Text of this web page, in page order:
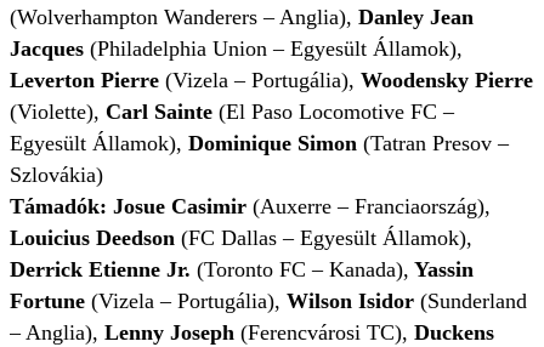
(Wolverhampton Wanderers – Anglia), Danley Jean
Jacques (Philadelphia Union – Egyesült Államok),
Leverton Pierre (Vizela – Portugália), Woodensky Pierre
(Violette), Carl Sainte (El Paso Locomotive FC –
Egyesült Államok), Dominique Simon (Tatran Presov –
Szlovákia)
Támadók: Josue Casimir (Auxerre – Franciaország),
Louicius Deedson (FC Dallas – Egyesült Államok),
Derrick Etienne Jr. (Toronto FC – Kanada), Yassin
Fortune (Vizela – Portugália), Wilson Isidor (Sunderland
– Anglia), Lenny Joseph (Ferencvárosi TC), Duckens